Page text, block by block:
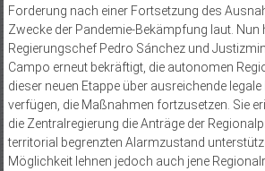
Forderung nach einer Fortsetzung des
Zwecke der Pandemie-Bekämpfung laut.
Regierungschef Pedro Sánchez und
Campo erneut bekräftigt, die autonomen
dieser neuen Etappe über ausreichende
verfügen, die Maßnahmen fortzusetzen. Sie
die Zentralregierung die Anträge der
territorial begrenzten Alarmzustand
Möglichkeit lehnen jedoch auch jene